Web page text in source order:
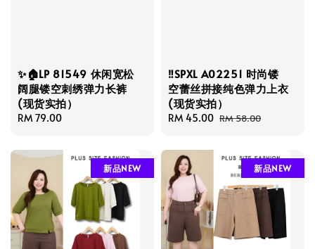
✨🏠LP 81549 休闲宽松
阔腿镂空刺绣弹力长裤
(现货实拍）
Regular
RM 79.00
‼️SPXL A02251 时尚镂
空蕾丝拼接纯色弹力上衣
(现货实拍）
Sale
RM 45.00 Regular
RM 58.00
新品NEW 新品NEW